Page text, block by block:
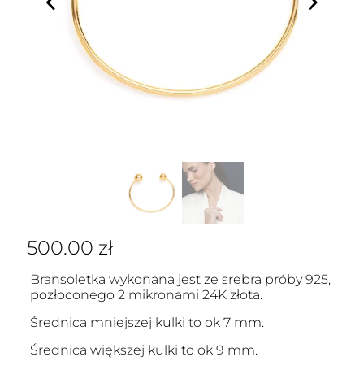
500.00 zł
Bransoletka wykonana jest ze srebra próby 925,
pozłoconego 2 mikronami 24K złota.
Średnica mniejszej kulki to ok 7 mm.
Średnica większej kulki to ok 9 mm.